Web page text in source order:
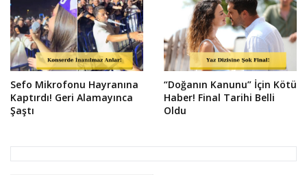
Sefo Mikrofonu Hayranına
Kaptırdı! Geri Alamayınca
Şaştı
“Doğanın Kanunu” İçin Kötü
Haber! Final Tarihi Belli
Oldu